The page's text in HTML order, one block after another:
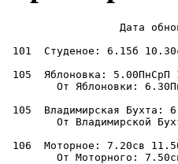
Дата
101  Студеное: 6.15б
105  Яблоновка: 5.00ПнСрП
От Яблоновки:
105  Владимирская Бухта:
От Владимирской
106  Моторное: 7.20св
От Моторного: